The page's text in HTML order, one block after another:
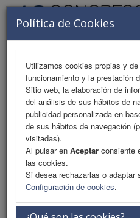
Política de Cookies
Utilizamos cookies propias y
funcionamiento y la prestación
Sitio web, la elaboración de
del análisis de sus hábitos de
publicidad personalizada en
de sus hábitos de navegación
visitadas).
Al pulsar en Aceptar consiente
las cookies.
Si desea rechazarlas o adaptar
Configuración de cookies.
MENU
Comité Organizador Y Científico
Comité
Dr. Yale